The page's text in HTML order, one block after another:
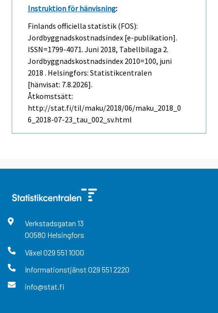
Instruktion för hänvisning:
Finlands officiella statistik (FOS):
Jordbyggnadskostnadsindex [e-publikation].
ISSN=1799-4071. Juni 2018, Tabellbilaga 2.
Jordbyggnadskostnadsindex 2010=100, juni
2018 . Helsingfors: Statistikcentralen
[hänvisat: 7.8.2026].
Åtkomstsätt:
http://stat.fi/til/maku/2018/06/maku_2018_0
6_2018-07-23_tau_002_sv.html
Verkstadsgatan 13
00580 Helsingfors
Växel 029 551 1000
Informationstjänst 029 551 2220
info@stat.fi